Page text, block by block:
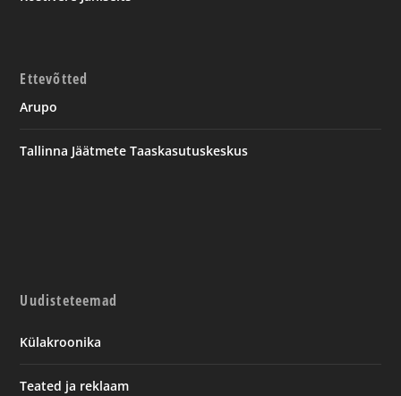
Ettevõtted
Arupo
Tallinna Jäätmete Taaskasutuskeskus
Uudisteteemad
Külakroonika
Teated ja reklaam